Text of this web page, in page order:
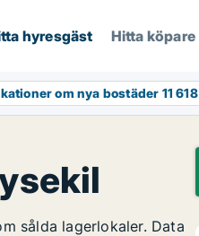
hyresgäst Hitta köpare
om nya bostäder 11 618
sålda lagerlokaler. Data